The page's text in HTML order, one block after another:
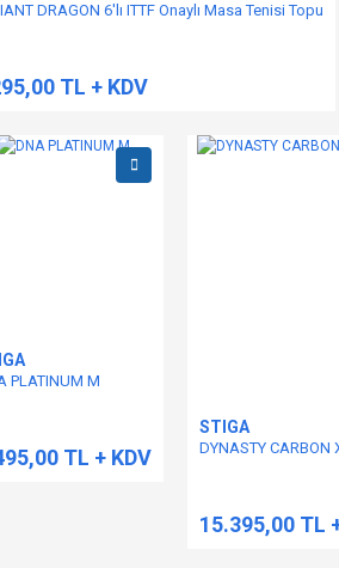
DRAGON 6'lı ITTF Onaylı Masa Tenisi Topu
TL + KDV
PLATINUM M
TL + KDV
STIGA
DYNASTY CARBON
15.395,00 TL